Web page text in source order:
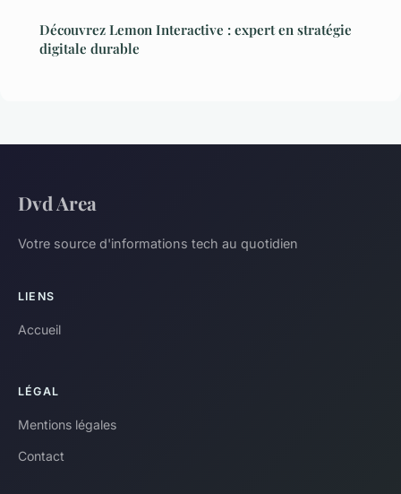
Découvrez Lemon Interactive : expert en stratégie
digitale durable
Dvd Area
Votre source d'informations tech au quotidien
LIENS
Accueil
LÉGAL
Mentions légales
Contact